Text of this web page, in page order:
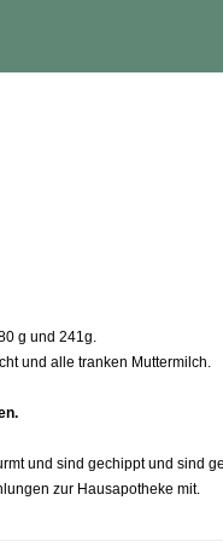
g und 241g.
und alle tranken Muttermilch.
und sind gechippt und sind
zur Hausapotheke mit.